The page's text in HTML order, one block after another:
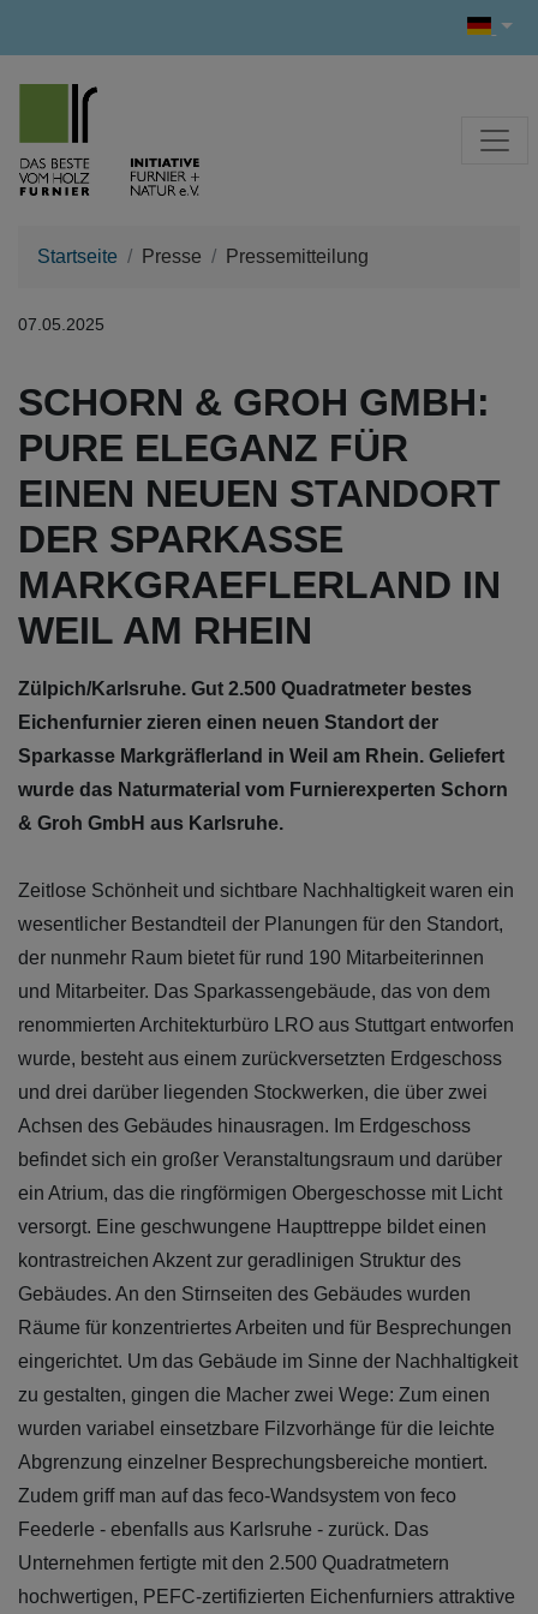
Startseite Presse Pressemitteilung
07.05.2025
SCHORN & GROH GMBH:
PURE ELEGANZ FÜR
EINEN NEUEN STANDORT
DER SPARKASSE
MARKGRAEFLERLAND IN
WEIL AM RHEIN
Zülpich/Karlsruhe. Gut 2.500 Quadratmeter bestes
Eichenfurnier zieren einen neuen Standort der
Sparkasse Markgräflerland in Weil am Rhein. Geliefert
wurde das Naturmaterial vom Furnierexperten Schorn
& Groh GmbH aus Karlsruhe.
Zeitlose Schönheit und sichtbare Nachhaltigkeit waren ein
wesentlicher Bestandteil der Planungen für den Standort,
der nunmehr Raum bietet für rund 190 Mitarbeiterinnen
und Mitarbeiter. Das Sparkassengebäude, das von dem
renommierten Architekturbüro LRO aus Stuttgart entworfen
wurde, besteht aus einem zurückversetzten Erdgeschoss
und drei darüber liegenden Stockwerken, die über zwei
Achsen des Gebäudes hinausragen. Im Erdgeschoss
befindet sich ein großer Veranstaltungsraum und darüber
ein Atrium, das die ringförmigen Obergeschosse mit Licht
versorgt. Eine geschwungene Haupttreppe bildet einen
kontrastreichen Akzent zur geradlinigen Struktur des
Gebäudes. An den Stirnseiten des Gebäudes wurden
Räume für konzentriertes Arbeiten und für Besprechungen
eingerichtet. Um das Gebäude im Sinne der Nachhaltigkeit
zu gestalten, gingen die Macher zwei Wege: Zum einen
wurden variabel einsetzbare Filzvorhänge für die leichte
Abgrenzung einzelner Besprechungsbereiche montiert.
Zudem griff man auf das feco-Wandsystem von feco
Feederle - ebenfalls aus Karlsruhe - zurück. Das
Unternehmen fertigte mit den 2.500 Quadratmetern
hochwertigen, PEFC-zertifizierten Eichenfurniers attraktive